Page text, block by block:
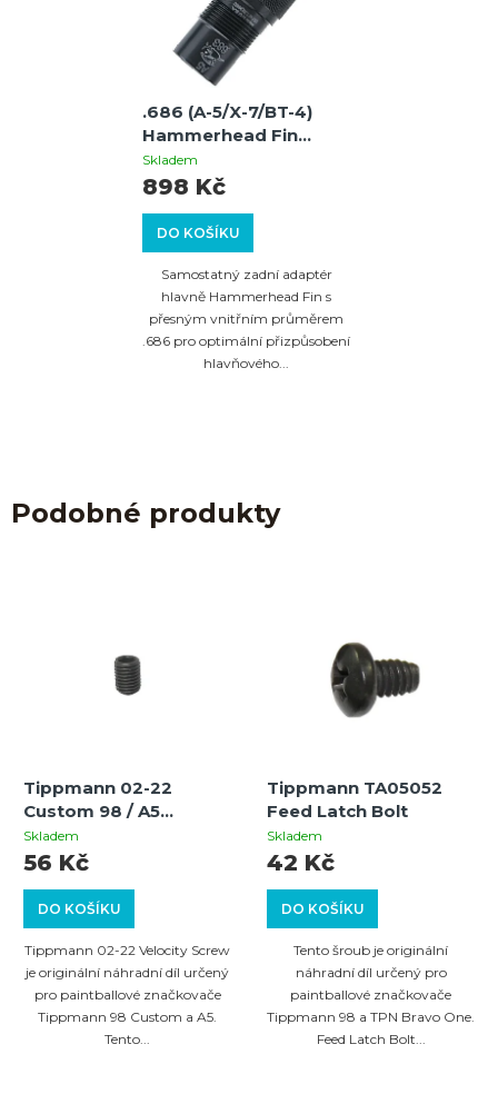
.686 (A-5/X-7/BT-4)
Hammerhead Fin
adaptér hlavně
Skladem
DO KOŠÍKU
898 Kč
Samostatný zadní adaptér
hlavně Hammerhead Fin s
přesným vnitřním průměrem
.686 pro optimální přizpůsobení
hlavňového...
Podobné produkty
Tippmann 02-22
Custom 98 / A5
Velocity Screw
Skladem
DO KOŠÍKU
56 Kč
Tippmann 02-22 Velocity Screw
je originální náhradní díl určený
pro paintballové značkovače
Tippmann 98 Custom a A5.
Tento...
Tippmann TA05052
Feed Latch Bolt
Skladem
DO KOŠÍKU
42 Kč
Tento šroub je originální
náhradní díl určený pro
paintballové značkovače
Tippmann 98 a TPN Bravo One.
Feed Latch Bolt...